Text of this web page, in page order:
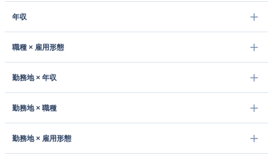
年収
職種 × 雇用形態
勤務地 × 年収
勤務地 × 職種
勤務地 × 雇用形態